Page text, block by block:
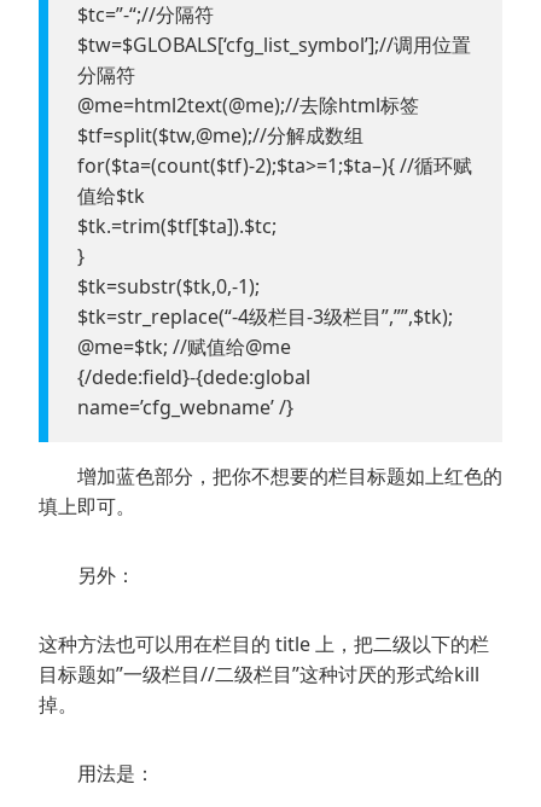
$tc=”-“;//分隔符
$tw=$GLOBALS[‘cfg_list_symbol’];//调用位置
分隔符
@me=html2text(@me);//去除html标签
$tf=split($tw,@me);//分解成数组
for($ta=(count($tf)-2);$ta>=1;$ta–){ //循环赋
值给$tk
$tk.=trim($tf[$ta]).$tc;
}
$tk=substr($tk,0,-1);
$tk=str_replace(“-4级栏目-3级栏目”,””,$tk);
@me=$tk; //赋值给@me
{/dede:field}-{dede:global
name=’cfg_webname’ /}
增加蓝色部分，把你不想要的栏目标题如上红色的
填上即可。
另外：
这种方法也可以用在栏目的 title 上，把二级以下的栏
目标题如”一级栏目//二级栏目”这种讨厌的形式给kill
掉。
用法是：